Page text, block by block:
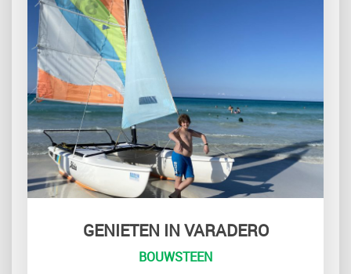
GENIETEN IN VARADERO
BOUWSTEEN